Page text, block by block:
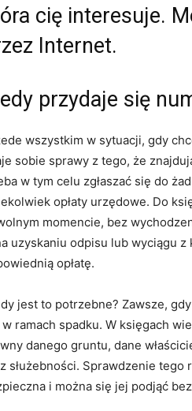
cię interesuje.
Internet.
przydaje się
wszystkim w sytuacji, gdy
sobie sprawy z tego, że
w tym celu zgłaszać się do
opłaty urzędowe. Do
momencie, bez
uzyskaniu odpisu lub wyciągu
opłatę.
jest to potrzebne? Zawsze,
w ramach spadku. W księgach
danego gruntu, dane
służebności. Sprawdzenie
i można się jej podjąć